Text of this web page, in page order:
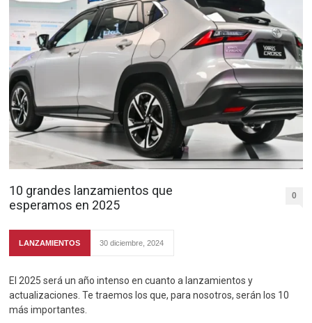
10 grandes lanzamientos que
esperamos en 2025
0
LANZAMIENTOS 30 diciembre, 2024
El 2025 será un año intenso en cuanto a lanzamientos y
actualizaciones. Te traemos los que, para nosotros, serán los 10
más importantes.